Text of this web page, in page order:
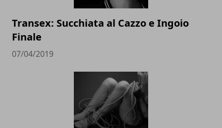
Transex: Succhiata al Cazzo e Ingoio
Finale
07/04/2019